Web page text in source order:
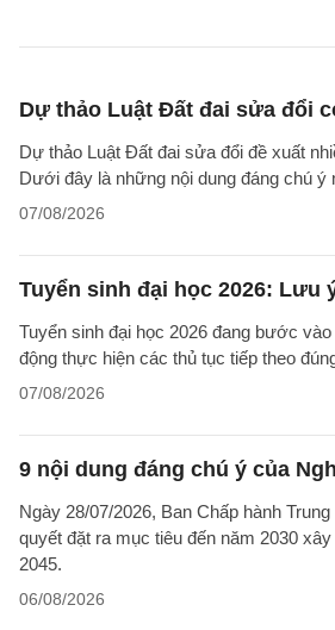
Dự thảo Luật Đất đai sửa đổi
Dự thảo Luật Đất đai sửa đổi đề xuất
Dưới đây là những nội dung đáng chú ý
07/08/2026
Tuyển sinh đại học 2026: Lưu
Tuyển sinh đại học 2026 đang bước
động thực hiện các thủ tục tiếp theo
07/08/2026
9 nội dung đáng chú ý của
Ngày 28/07/2026, Ban Chấp hành
quyết đặt ra mục tiêu đến năm 2030
2045.
06/08/2026